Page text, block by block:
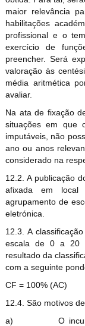
maior relevância
habilitações
profissional e o
exercício de
preencher. Será
valoração às
média aritmética
avaliar.
Na ata de fixação
situações em que
imputáveis, não
ano ou anos
considerado na
12.2. A publicação
afixada em local
agrupamento de
eletrónica.
12.3. A
escala de 0 a 20
resultado da
com a seguinte
CF = 100% (AC)
12.4. São motivos
a)
O